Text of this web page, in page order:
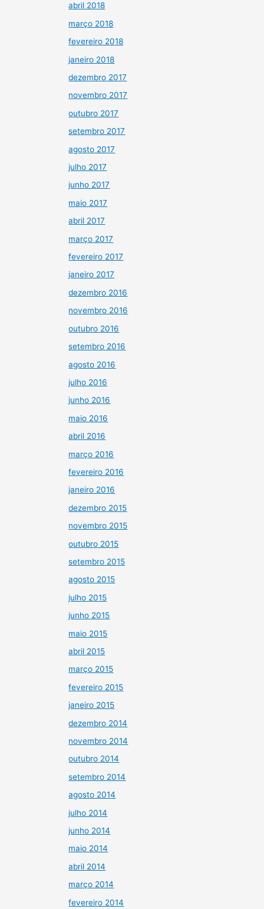
abril 2018
março 2018
fevereiro 2018
janeiro 2018
dezembro 2017
novembro 2017
outubro 2017
setembro 2017
agosto 2017
julho 2017
junho 2017
maio 2017
abril 2017
março 2017
fevereiro 2017
janeiro 2017
dezembro 2016
novembro 2016
outubro 2016
setembro 2016
agosto 2016
julho 2016
junho 2016
maio 2016
abril 2016
março 2016
fevereiro 2016
janeiro 2016
dezembro 2015
novembro 2015
outubro 2015
setembro 2015
agosto 2015
julho 2015
junho 2015
maio 2015
abril 2015
março 2015
fevereiro 2015
janeiro 2015
dezembro 2014
novembro 2014
outubro 2014
setembro 2014
agosto 2014
julho 2014
junho 2014
maio 2014
abril 2014
março 2014
fevereiro 2014